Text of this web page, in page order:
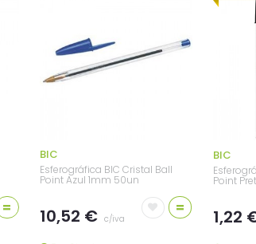
=
BIC
Esferográfica BIC Cristal Ball
Point Azul 1mm 50un
10,52 € c/iva
=
BIC
Point
1,22